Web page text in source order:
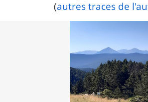
(autres traces de